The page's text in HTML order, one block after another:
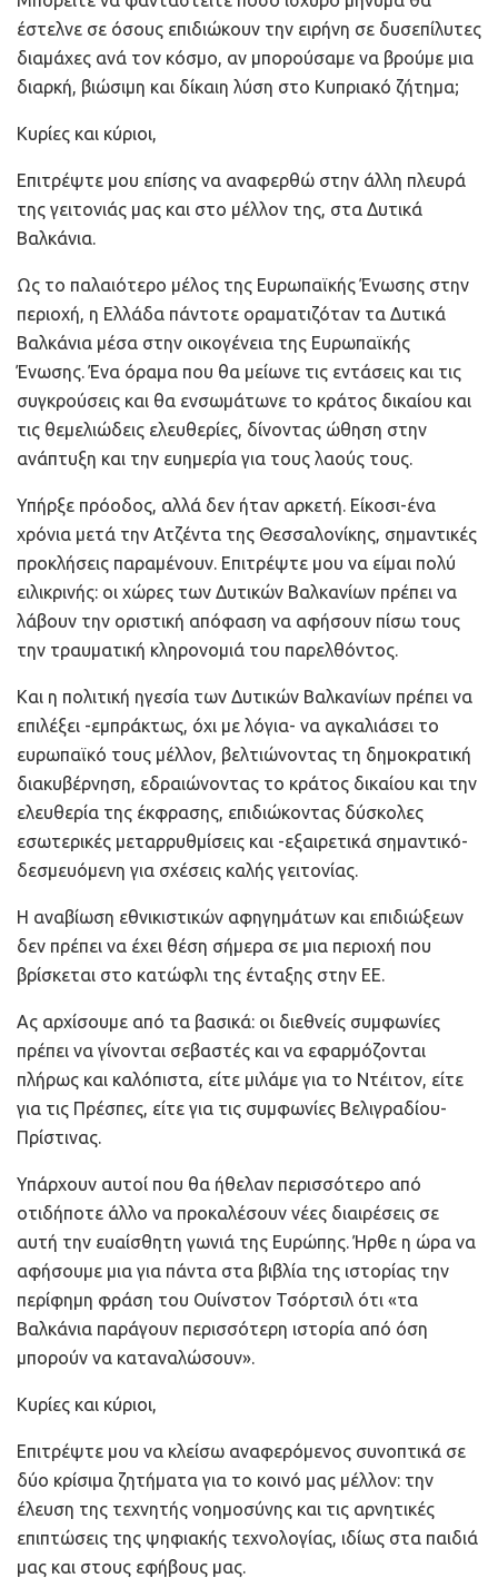
έστελνε σε όσους επιδιώκουν την ειρήνη σε δυσεπίλυτες
διαμάχες ανά τον κόσμο, αν μπορούσαμε να βρούμε μια
διαρκή, βιώσιμη και δίκαιη λύση στο Κυπριακό ζήτημα;
Κυρίες και κύριοι,
Επιτρέψτε μου επίσης να αναφερθώ στην άλλη πλευρά
της γειτονιάς μας και στο μέλλον της, στα Δυτικά
Βαλκάνια.
Ως το παλαιότερο μέλος της Ευρωπαϊκής Ένωσης στην
περιοχή, η Ελλάδα πάντοτε οραματιζόταν τα Δυτικά
Βαλκάνια μέσα στην οικογένεια της Ευρωπαϊκής
Ένωσης. Ένα όραμα που θα μείωνε τις εντάσεις και τις
συγκρούσεις και θα ενσωμάτωνε το κράτος δικαίου και
τις θεμελιώδεις ελευθερίες, δίνοντας ώθηση στην
ανάπτυξη και την ευημερία για τους λαούς τους.
Υπήρξε πρόοδος, αλλά δεν ήταν αρκετή. Είκοσι-ένα
χρόνια μετά την Ατζέντα της Θεσσαλονίκης, σημαντικές
προκλήσεις παραμένουν. Επιτρέψτε μου να είμαι πολύ
ειλικρινής: οι χώρες των Δυτικών Βαλκανίων πρέπει να
λάβουν την οριστική απόφαση να αφήσουν πίσω τους
την τραυματική κληρονομιά του παρελθόντος.
Και η πολιτική ηγεσία των Δυτικών Βαλκανίων πρέπει να
επιλέξει -εμπράκτως, όχι με λόγια- να αγκαλιάσει το
ευρωπαϊκό τους μέλλον, βελτιώνοντας τη δημοκρατική
διακυβέρνηση, εδραιώνοντας το κράτος δικαίου και την
ελευθερία της έκφρασης, επιδιώκοντας δύσκολες
εσωτερικές μεταρρυθμίσεις και -εξαιρετικά σημαντικό-
δεσμευόμενη για σχέσεις καλής γειτονίας.
Η αναβίωση εθνικιστικών αφηγημάτων και επιδιώξεων
δεν πρέπει να έχει θέση σήμερα σε μια περιοχή που
βρίσκεται στο κατώφλι της ένταξης στην ΕΕ.
Ας αρχίσουμε από τα βασικά: οι διεθνείς συμφωνίες
πρέπει να γίνονται σεβαστές και να εφαρμόζονται
πλήρως και καλόπιστα, είτε μιλάμε για το Ντέιτον, είτε
για τις Πρέσπες, είτε για τις συμφωνίες Βελιγραδίου-
Πρίστινας.
Υπάρχουν αυτοί που θα ήθελαν περισσότερο από
οτιδήποτε άλλο να προκαλέσουν νέες διαιρέσεις σε
αυτή την ευαίσθητη γωνιά της Ευρώπης. Ήρθε η ώρα να
αφήσουμε μια για πάντα στα βιβλία της ιστορίας την
περίφημη φράση του Ουίνστον Τσόρτσιλ ότι «τα
Βαλκάνια παράγουν περισσότερη ιστορία από όση
μπορούν να καταναλώσουν».
Κυρίες και κύριοι,
Επιτρέψτε μου να κλείσω αναφερόμενος συνοπτικά σε
δύο κρίσιμα ζητήματα για το κοινό μας μέλλον: την
έλευση της τεχνητής νοημοσύνης και τις αρνητικές
επιπτώσεις της ψηφιακής τεχνολογίας, ιδίως στα παιδιά
μας και στους εφήβους μας.